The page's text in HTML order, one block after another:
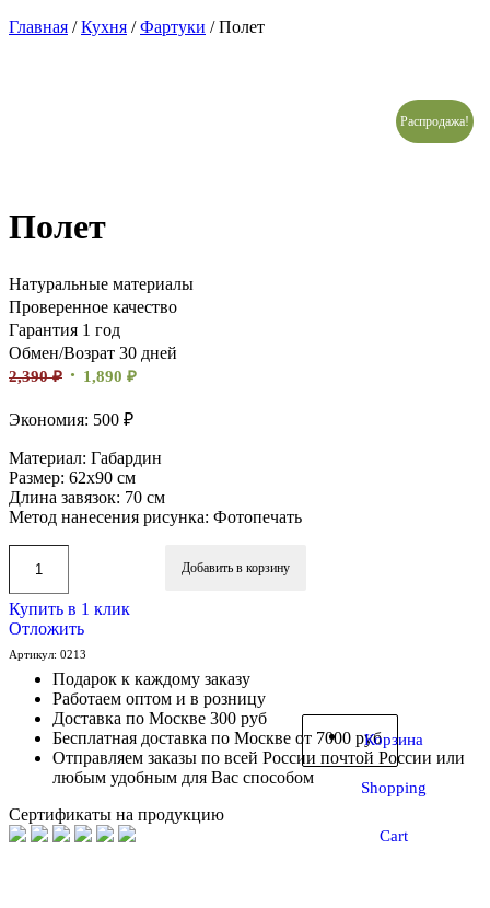
Корзина
Shopping
Cart
Главная /Кухня /Фартуки / Полет
Распродажа!
Полет
Натуральные материалы
Проверенное качество
Гарантия 1 год
Обмен/Возрат 30 дней
2,390₽ 1,890 ₽
Экономия: 500 ₽
Материал: Габардин
Размер: 62х90 см
Длина завязок: 70 см
Метод нанесения рисунка: Фотопечать
Добавить в корзину
Купить в 1 клик
Отложить
Артикул: 0213
Подарок к каждому заказу
Работаем оптом и в розницу
Доставка по Москве 300 руб
Бесплатная доставка по Москве от 7000 руб
Отправляем заказы по всей России почтой России или
любым удобным для Вас способом
Сертификаты на продукцию